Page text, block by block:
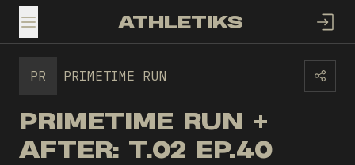
TOGGLE MENUATHLETIKS
PR PRIMETIME RUN
PRIMETIME RUN +
AFTER: T.02 EP.40